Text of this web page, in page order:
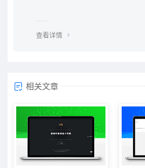
查看详情
相关文章